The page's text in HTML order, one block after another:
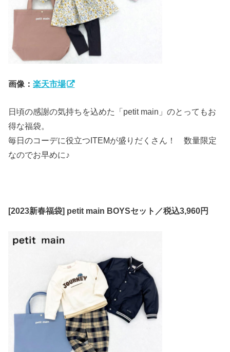
画像：楽天市場
日頃の感謝の気持ちを込めた「petit main」のとってもお
得な福袋。
毎日のコーデに役立つITEMが盛りだくさん！ 数量限定
なのでお早めに♪
[2023新春福袋] petit main BOYSセット／税込3,960円